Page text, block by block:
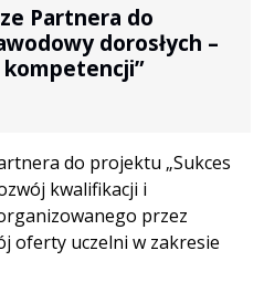
Partnera do
dorosłych –
do projektu „Sukces
kwalifikacji i
przez
oferty uczelni w zakresie